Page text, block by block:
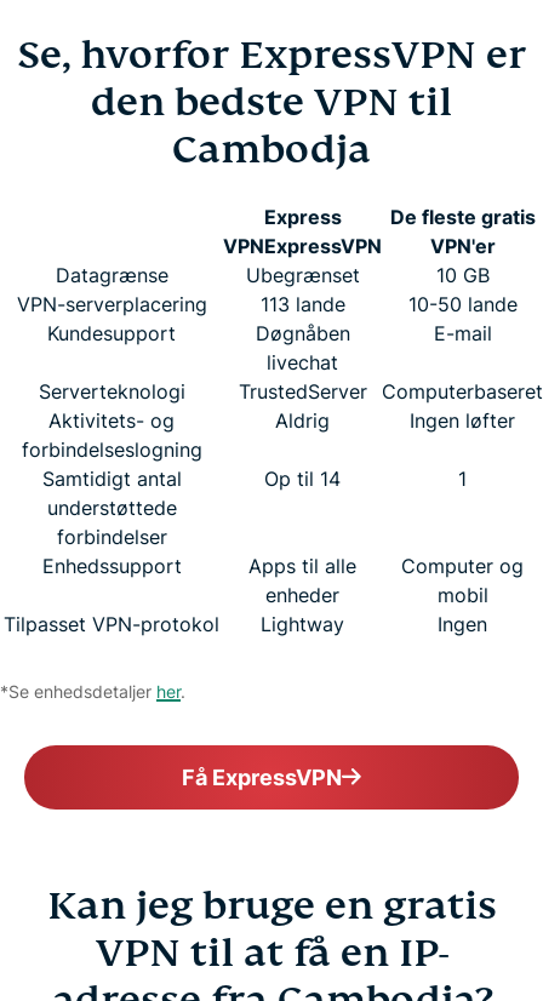
Se, hvorfor ExpressVPN er
den bedste VPN til
Cambodja
Express
VPNExpressVPN
De fleste gratis
VPN'er
Datagrænse
Ubegrænset
10 GB
VPN-serverplacering
113 lande
10-50 lande
Kundesupport
Døgnåben
livechat
E-mail
Serverteknologi TrustedServer
Computerbaseret
Aktivitets- og
forbindelseslogning
Aldrig Ingen løfter
Samtidigt antal
understøttede
forbindelser
Op til 14 1
Enhedssupport
Apps til alle
enheder
Computer og
mobil
Tilpasset VPN-protokol
Lightway Ingen
*Se enhedsdetaljer her.
Få ExpressVPN
Kan jeg bruge en gratis
VPN til at få en IP-